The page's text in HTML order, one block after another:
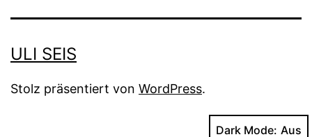
ULI SEIS
Stolz präsentiert von WordPress.
Dark Mode: